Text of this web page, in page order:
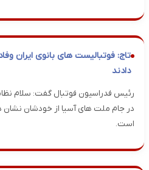
تاج: فوتبالیست های بانوی ایران
دادند
رئیس فدراسیون فوتبال گفت: سلام
در جام ملت های آسیا از خودشان نشان
است.